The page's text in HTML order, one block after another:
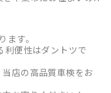
ます。
利便性はダントツで
店の高品質車検をお